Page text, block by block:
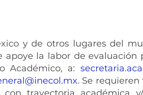
y de otros lugares del
la labor de
Académico, a:
. Se
trayectoria académica